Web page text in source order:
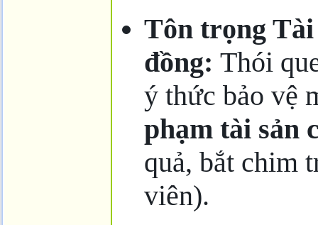
Tôn trọng Tài
đồng: Thói
ý thức bảo vệ
phạm tài sản
quả, bắt chim
viên).